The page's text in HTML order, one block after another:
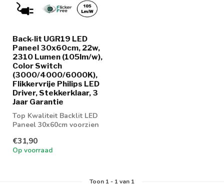
Back-lit UGR19 LED
Paneel 30x60cm, 22w,
2310 Lumen (105lm/w),
Color Switch
(3000/4000/6000K),
Flikkervrije Philips LED
Driver, Stekkerklaar, 3
Jaar Garantie
Top Kwaliteit Backlit LED
Paneel 30x60cm voorzien
UGR19 Dif...
€31,90
Op voorraad
Toon 1- 1van 1